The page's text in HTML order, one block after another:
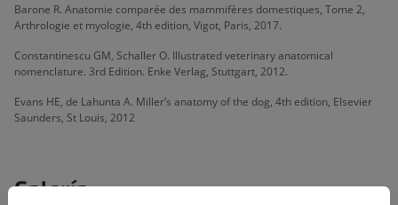
Barone R. Anatomie comparée des mammifères domestiques, Tome 2,
Arthrologie et myologie, 4th edition, Vigot, Paris, 2017.
Constantinescu GM, Schaller O. Illustrated veterinary anatomical
nomenclature. 3rd Edition. Enke Verlag, Stuttgart, 2012.
Evans HE, de Lahunta A. Miller’s anatomy of the dog, 4th edition, Elsevier
Saunders, St Louis, 2012
Galería